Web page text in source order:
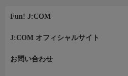
Fun! J:COM
J:COM オフィシャルサイト
お問い合わせ